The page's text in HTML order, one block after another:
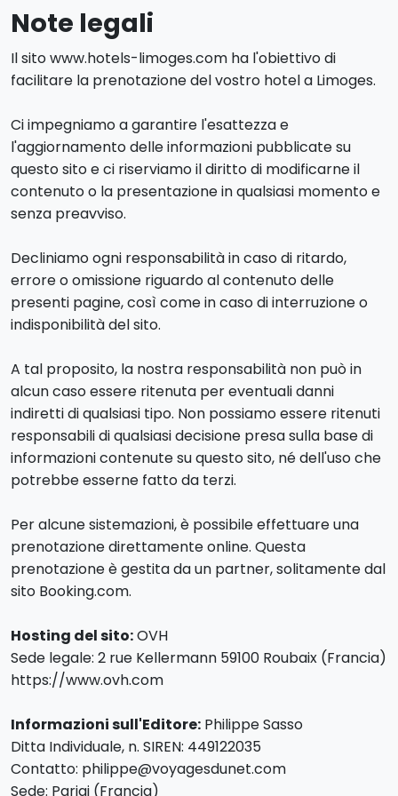
Note legali
Il sito www.hotels-limoges.com ha l'obiettivo di
facilitare la prenotazione del vostro hotel a Limoges.
Ci impegniamo a garantire l'esattezza e
l'aggiornamento delle informazioni pubblicate su
questo sito e ci riserviamo il diritto di modificarne il
contenuto o la presentazione in qualsiasi momento e
senza preavviso.
Decliniamo ogni responsabilità in caso di ritardo,
errore o omissione riguardo al contenuto delle
presenti pagine, così come in caso di interruzione o
indisponibilità del sito.
A tal proposito, la nostra responsabilità non può in
alcun caso essere ritenuta per eventuali danni
indiretti di qualsiasi tipo. Non possiamo essere ritenuti
responsabili di qualsiasi decisione presa sulla base di
informazioni contenute su questo sito, né dell'uso che
potrebbe esserne fatto da terzi.
Per alcune sistemazioni, è possibile effettuare una
prenotazione direttamente online. Questa
prenotazione è gestita da un partner, solitamente dal
sito Booking.com.
Hosting del sito:OVH
Sede legale: 2 rue Kellermann 59100 Roubaix (Francia)
https://www.ovh.com
Informazioni sull'Editore: Philippe Sasso
Ditta Individuale, n. SIREN: 449122035
Contatto: philippe@voyagesdunet.com
Sede: Parigi (Francia)